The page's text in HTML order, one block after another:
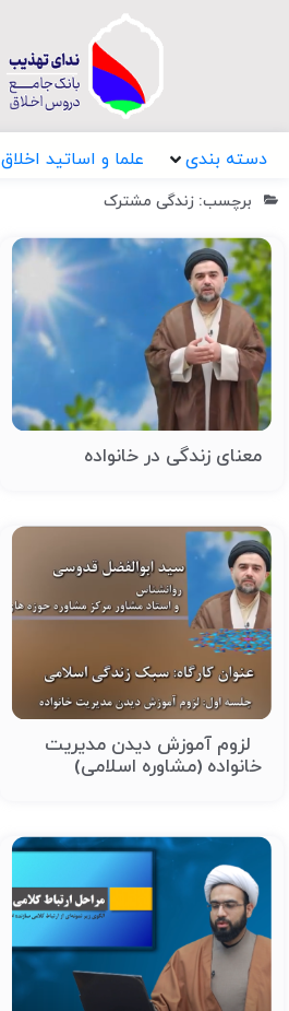
دسته بندی علما و اساتید اخلاق
برچسب: زندگی مشترک
معنای زندگی در خانواده
لزوم آموزش دیدن مدیریت
خانواده (مشاوره اسلامی)